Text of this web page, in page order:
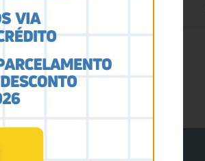
Última